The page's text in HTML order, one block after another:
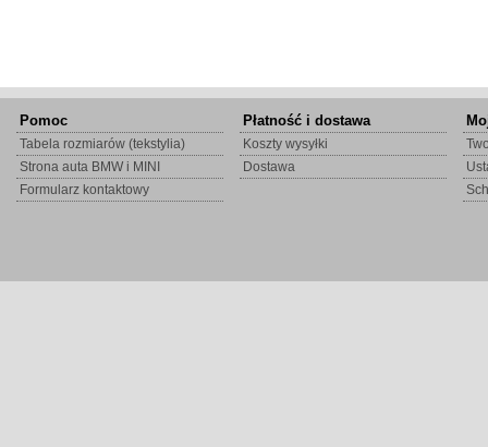
Pomoc
Tabela rozmiarów (tekstylia)
Strona auta BMW i MINI
Formularz kontaktowy
Płatność i dostawa
Koszty wysyłki
Dostawa